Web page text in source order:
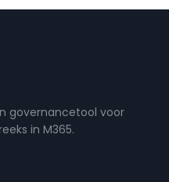
governancetool voor
in M365.